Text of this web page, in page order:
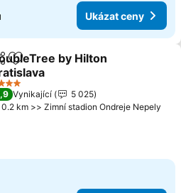
Ukázat ceny
Přidat na seznam oblíbených
by Hilton
ceny
hvězdiček
Vynikající
5 025
0.2 km >> Zimní stadion Ondreje Nepely